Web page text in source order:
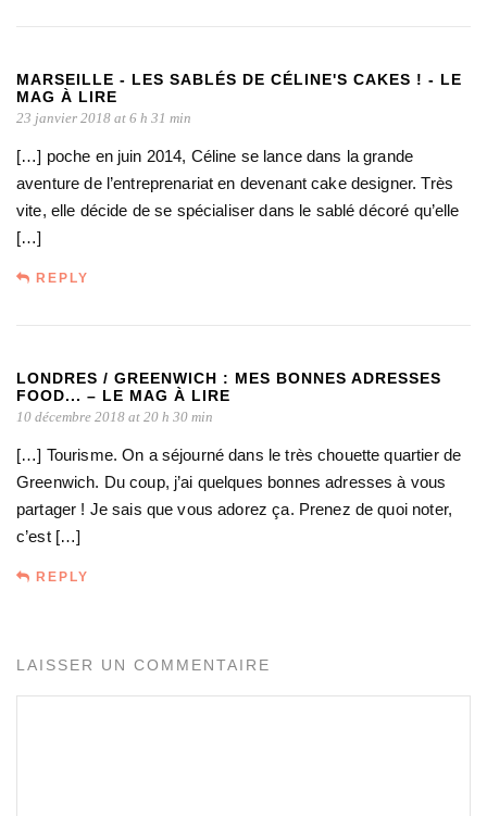
MARSEILLE - LES SABLÉS DE CÉLINE'S CAKES ! - LE
MAG À LIRE
23 janvier 2018 at 6 h 31 min
[…] poche en juin 2014, Céline se lance dans la grande
aventure de l’entreprenariat en devenant cake designer. Très
vite, elle décide de se spécialiser dans le sablé décoré qu’elle
[…]
REPLY
LONDRES / GREENWICH : MES BONNES ADRESSES
FOOD... – LE MAG À LIRE
10 décembre 2018 at 20 h 30 min
[…] Tourisme. On a séjourné dans le très chouette quartier de
Greenwich. Du coup, j’ai quelques bonnes adresses à vous
partager ! Je sais que vous adorez ça. Prenez de quoi noter,
c’est […]
REPLY
LAISSER UN COMMENTAIRE